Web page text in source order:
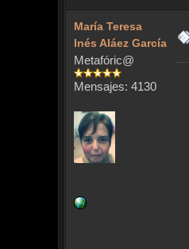
María Teresa
Inés Aláez García
Metafóric@
Mensajes: 4130